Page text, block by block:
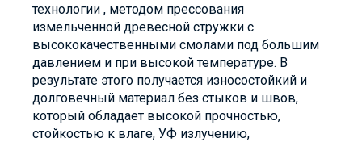
технологии , методом прессования
измельченной древесной стружки с
высококачественными смолами под большим
давлением и при высокой температуре. В
результате этого получается износостойкий и
долговечный материал без стыков и швов,
который обладает высокой прочностью,
стойкостью к влаге, УФ излучению,